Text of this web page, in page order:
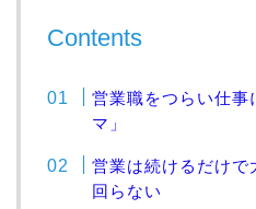
Contents
営業職をつらい仕事
マ」
営業は続けるだけで
回らない